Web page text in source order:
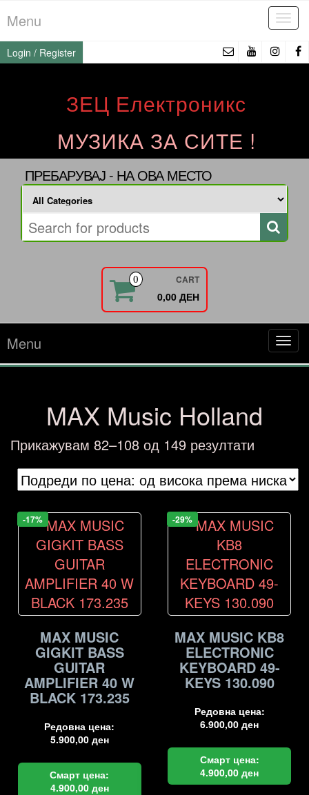
to
the
content
Menu
Login / Register
ЗЕЦ Електроникс
МУЗИКА ЗА СИТЕ !
ПРЕБАРУВАЈ - НА ОВА МЕСТО
0 CART
0,00 ДЕН
Menu
MAX Music Holland
Прикажувам 82–108 од 149 резултати
by
price:
to
-17%
MAX MUSIC
GIGKIT BASS
GUITAR
AMPLIFIER 40 W
BLACK 173.235
Редовна цена:
5.900,00 ден
Смарт цена:
4.900,00 ден
-29%
MAX MUSIC KB8
ELECTRONIC
KEYBOARD 49-
KEYS 130.090
Редовна цена:
6.900,00ден
Смарт цена:
4.900,00ден